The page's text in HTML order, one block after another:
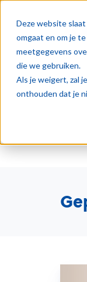
Deze website
omgaat en om je
meetgegevens
die we gebruiken.
Als je weigert, zal
onthouden dat je